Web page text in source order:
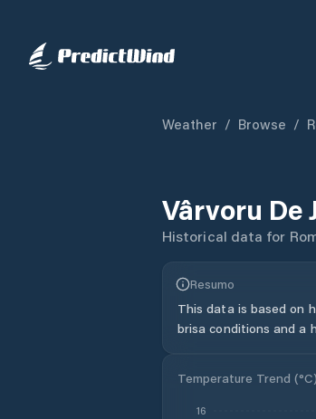
Weather / Browse /
Vârvoru De
Historical data for
Resumo
This data is based on
brisa conditions and a
Temperature Trend (°C)
16